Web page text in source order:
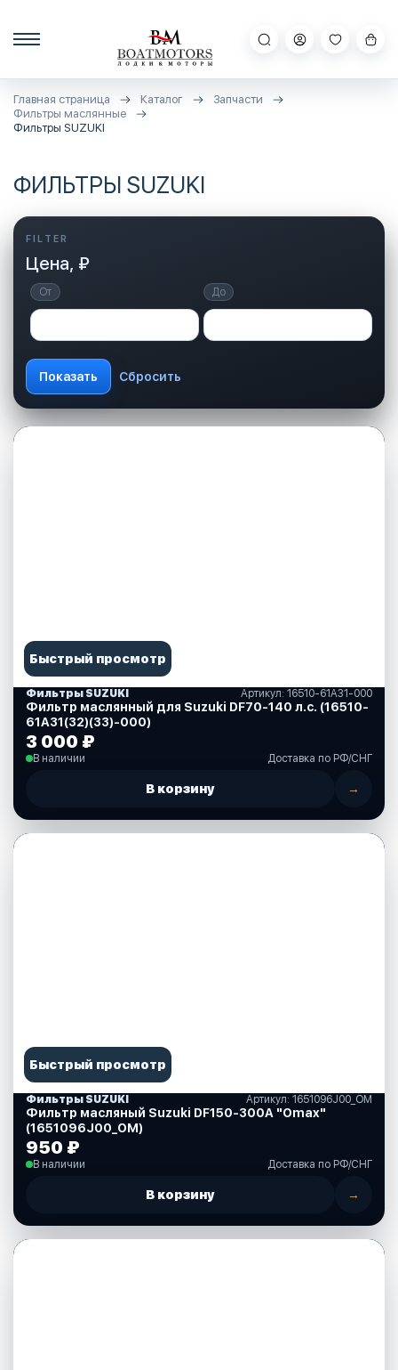
Главная страница Каталог
Запчасти
Фильтры маслянные
Фильтры SUZUKI
ФИЛЬТРЫ SUZUKI
Цена, ₽
От До
Быстрый просмотр
Фильтры SUZUKI Артикул: 16510-61A31-000
Фильтр маслянный для Suzuki DF70-140 л.с. (16510-
61A31(32)(33)-000)
3 000 ₽
В наличии Доставка по РФ/СНГ
В корзину →
Быстрый просмотр
Фильтры SUZUKI Артикул: 1651096J00_OM
Фильтр масляный Suzuki DF150-300A "Omax"
(1651096J00_OM)
950 ₽
В наличии Доставка по РФ/СНГ
В корзину →